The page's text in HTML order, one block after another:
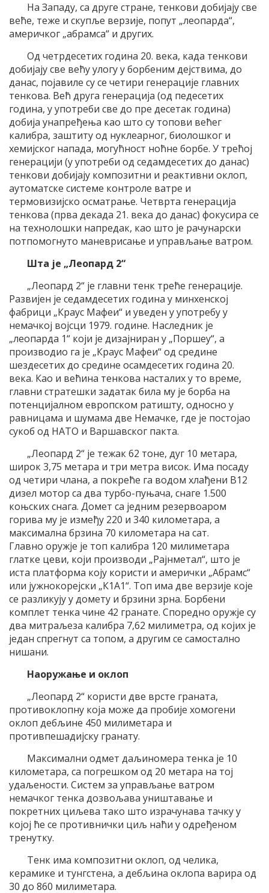
На Западу, са друге стране, тенкови добијају све
веће, теже и скупље верзије, попут „леопарда“,
америчког „абрамса“ и других.
Од четрдесетих година 20. века, када тенкови
добијају све већу улогу у борбеним дејствима, до
данас, појавиле су се четири генерације главних
тенкова. Већ друга генерација (од педесетих
година, у употреби све до пре десетак година)
добија унапређења као што су топови већег
калибра, заштиту од нуклеарног, биолошког и
хемијског напада, могућност ноћне борбе. У трећој
генерацији (у употреби од седамдесетих до данас)
тенкови добијају композитни и реактивни оклоп,
аутоматске системе контроле ватре и
термовизијско осматрање. Четврта генерација
тенкова (прва декада 21. века до данас) фокусира се
на технолошки напредак, као што је рачунарски
потпомогнуто маневрисање и управљање ватром.
Шта је „Леопард 2“
„Леопард 2“ је главни тенк треће генерације.
Развијен је седамдесетих година у минхенској
фабрици „Краус Мафеи“ и уведен у употребу у
немачкој војсци 1979. године. Наследник је
„леопарда 1“ који је дизајниран у „Поршеу“, а
производио га је „Краус Мафеи“ од средине
шездесетих до средине осамдесетих година 20.
века. Као и већина тенкова насталих у то време,
главни стратешки задатак била му је борба на
потенцијалном европском ратишту, односно у
равницама и шумама две Немачке, где је постојао
сукоб од НАТО и Варшавског пакта.
„Леопард 2“ је тежак 62 тоне, дуг 10 метара,
широк 3,75 метара и три метра висок. Има посаду
од четири члана, а покреће га водом хлађени В12
дизел мотор са два турбо-пуњача, снаге 1.500
коњских снага. Домет са једним резервоаром
горива му је између 220 и 340 километара, а
максимална брзина 70 километара на сат.
Главно оружје је топ калибра 120 милиметара
глатке цеви, који производи „Рајнметал“, што је
иста платформа коју користи и амерички „Абрамс“
или јужнокорејски „К1А1“. Топ има две верзије које
се разликују у домету и брзини зрна. Борбени
комплет тенка чине 42 гранате. Споредно оружје су
два митраљеза калибра 7,62 милиметра, од којих је
један спрегнут са топом, а другим се самостално
нишани.
Наоружање и оклоп
„Леопард 2“ користи две врсте граната,
противоклопну која може да пробије хомогени
оклоп дебљине 450 милиметара и
противпешадијску гранату.
Максимални одмет даљиномера тенка је 10
километара, са погрешком од 20 метара на тој
удаљености. Систем за управљање ватром
немачког тенка дозвољава уништавање и
покретних циљева тако што израчунава тачку у
којој ће се противнички циљ наћи у одређеном
тренутку.
Тенк има композитни оклоп, од челика,
керамике и тунгстена, а дебљина оклопа варира од
30 до 860 милиметара.